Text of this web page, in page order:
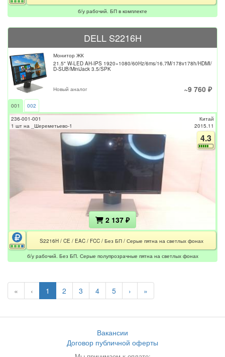
б/у рабочий. БП в комплекте
DELL S2216H
Монитор ЖК
21.5" W-LED AH-IPS 1920×1080/60Hz/6ms/16.7M/178v178h/HDMI/
D-SUB/MiniJack 3.5/SPK
Новый аналог ~9 760 ₽
001
002
236-001-001
1 шт на _Шереметьево-1
Китай
2015.11
4.3
2 137 ₽
S2216H / CE / EAC / FCC / Без БП / Серые пятна на светлых фонах
б/у рабочий. Без БП. Серые полупрозрачные пятна на светлых фонах
« ‹ 1 2 3 4 5 › »
Вакансии
Договор публичной оферты